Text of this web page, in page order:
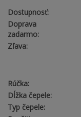
Dostupnosť:
Doprava
zadarmo:
Zľava:
Rúčka:
Dĺžka čepele:
Typ čepele: